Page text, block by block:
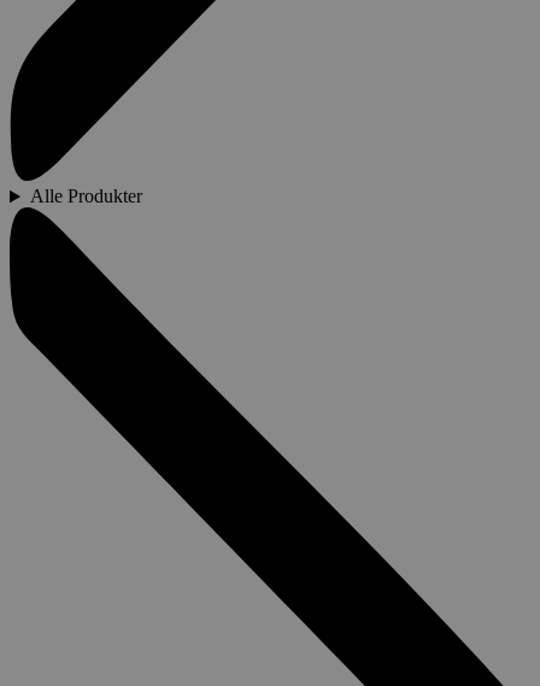
Alle Produkter